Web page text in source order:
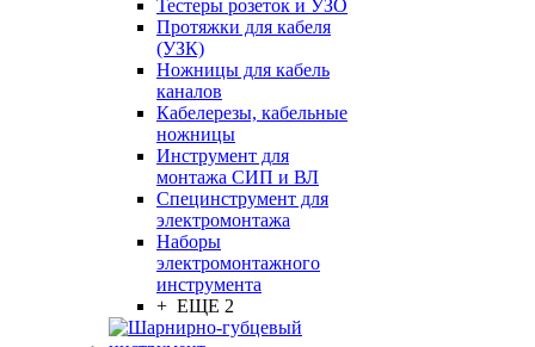
Тестеры розеток и УЗО
Протяжки для кабеля
(УЗК)
Ножницы для кабель
каналов
Кабелерезы, кабельные
ножницы
Инструмент для
монтажа СИП и ВЛ
Специнструмент для
электромонтажа
Наборы
электромонтажного
инструмента
+ ЕЩЕ 2